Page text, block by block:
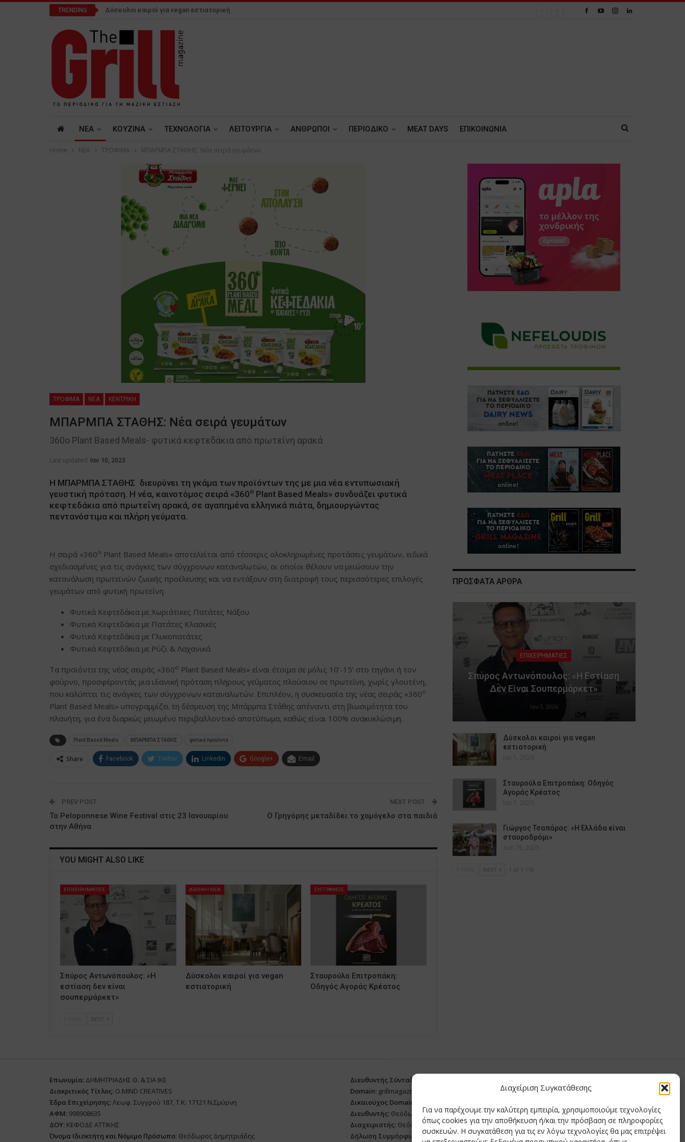
Διαχείριση Συγκατάθεσης
Για να παρέχουμε την καλύτερη εμπειρία, χρησιμοποιούμε τεχνολογίες
όπως cookies για την αποθήκευση ή/και την πρόσβαση σε πληροφορίες
συσκευών. Η συγκατάθεση για τις εν λόγω τεχνολογίες θα μας επιτρέψει
TRENDING Δύσκολοι καιροί για vegan εστιατορική
NEA ΚΟΥΖΙΝΑ ΤΕΧΝΟΛΟΓΙΑ ΛΕΙΤΟΥΡΓΙΑ ΑΝΘΡΩΠΟΙ ΠΕΡΙΟΔΙΚΟ MEAT DAYS ΕΠΙΚΟΙΝΩΝΙΑ
Home NEA ΤΡΟΦΙΜΑ ΜΠΑΡΜΠΑ ΣΤΑΘΗΣ: Νέα σειρά γευμάτων
ΤΡΟΦΙΜΑ NEA ΚΕΝΤΡΙΚΗ
ΜΠΑΡΜΠΑ ΣΤΑΘΗΣ: Νέα σειρά γευμάτων
360o Plant Based Meals- φυτικά κεφτεδάκια από πρωτεΐνη αρακά
Last updated Ιαν 10, 2023
Η ΜΠΑΡΜΠΑ ΣΤΑΘΗΣ διευρύνει τη γκάμα των προϊόντων της με μια νέα εντυπωσιακή
γευστική πρόταση. Η νέα, καινοτόμος σειρά «360ο Plant Based Meals» συνδυάζει φυτικά
κεφτεδάκια από πρωτεΐνη αρακά, σε αγαπημένα ελληνικά πιάτα, δημιουργώντας
πεντανόστιμα και πλήρη γεύματα.
Η σειρά «360ο Plant Based Meals» αποτελείται από τέσσερις ολοκληρωμένες προτάσεις γευμάτων, ειδικά
σχεδιασμένες για τις ανάγκες των σύγχρονων καταναλωτών, οι οποίοι θέλουν να μειώσουν την
κατανάλωση πρωτεϊνών ζωικής προέλευσης και να εντάξουν στη διατροφή τους περισσότερες επιλογές
γευμάτων από φυτική πρωτεΐνη.
Φυτικά Κεφτεδάκια με Xωριάτικες Πατάτες Νάξου
Φυτικά Κεφτεδάκια με Πατάτες Κλασικές
Φυτικά Κεφτεδάκια με Γλυκοπατάτες
Φυτικά Κεφτεδάκια με Ρύζι & Λαχανικά
Τα προϊόντα της νέας σειράς «360ο Plant Based Meals» είναι έτοιμα σε μόλις 10’-15’ στο τηγάνι ή τον
φούρνο, προσφέροντάς μια ιδανική πρόταση πλήρους γεύματος πλούσιου σε πρωτεΐνη, χωρίς γλουτένη,
που καλύπτει τις ανάγκες των σύγχρονων καταναλωτών. Επιπλέον, η συσκευασία της νέας σειράς «360ο
Plant Based Meals» υπογραμμίζει τη δέσμευση της Μπάρμπα Στάθης απέναντι στη βιωσιμότητα του
πλανήτη, για ένα διαρκώς μειωμένο περιβαλλοντικό αποτύπωμα, καθώς είναι 100% ανακυκλώσιμη.
Plant Based Meals ΜΠΑΡΜΠΑ ΣΤΑΘΗΣ φυτικά προϊόντα
Share Facebook Twitter Linkedin Google+ Email
PREV POST
Το Peloponnese Wine Festival στις 23 Ιανουαρίου
στην Αθήνα
NEXT POST
Ο Γρηγόρης μεταδίδει το χαμόγελο στα παιδιά
YOU MIGHT ALSO LIKE
ΕΠΙΧΕΙΡΗΜΑΤΙΕΣ
Σπύρος Αντωνόπουλος: «Η
εστίαση δεν είναι
σουπερμάρκετ»
ΔΙΕΘΝΗ ΝΕΑ
Δύσκολοι καιροί για vegan
εστιατορική
ΣΥΓΓΡΑΦΕΙΣ
Σταυρούλα Επιτροπάκη:
Οδηγός Αγοράς Κρέατος
NEXT
ΠΡΟΣΦΑΤΑ ΑΡΘΡΑ
ΕΠΙΧΕΙΡΗΜΑΤΙΕΣ
Σπύρος Αντωνόπουλος: «Η Εστίαση
Δεν Είναι Σουπερμάρκετ»
Ιαν 3, 2026
Δύσκολοι καιροί για vegan
εστιατορική
Ιαν 1, 2026
Σταυρούλα Επιτροπάκη: Οδηγός
Αγοράς Κρέατος
Ιαν 1, 2026
Γιώργος Τσαπάρας: «Η Ελλάδα είναι
σταυροδρόμι»
Δεκ 28, 2025
NEXT 1 of 1.118
Επωνυμία: ΔΗΜΗΤΡΙΑΔΗΣ Θ. & ΣΙΑ ΙΚΕ
Διακριτικός Τίτλος: O.MIND CREATIVES
Έδρα Επιχείρησης:Λεωφ. Συγγρού 187, Τ.Κ: 17121 Ν.Σμύρνη
ΑΦΜ: 998908635
ΔΟΥ: ΚΕΦΟΔΕ ΑΤΤΙΚΗΣ
Όνομα Ιδιοκτήτη και Νόμιμο Πρόσωπο: Θεόδωρος Δημητριάδης
Διευθυντής Σύνταξης:
Domain: grillmagazine.gr
Δικαιούχος Domain:
Διευθυντής: Θεόδωρος Δημητριάδης
Διαχειριστής: Θεόδωρος Δημητριάδης
Δήλωση Συμμόρφωσης